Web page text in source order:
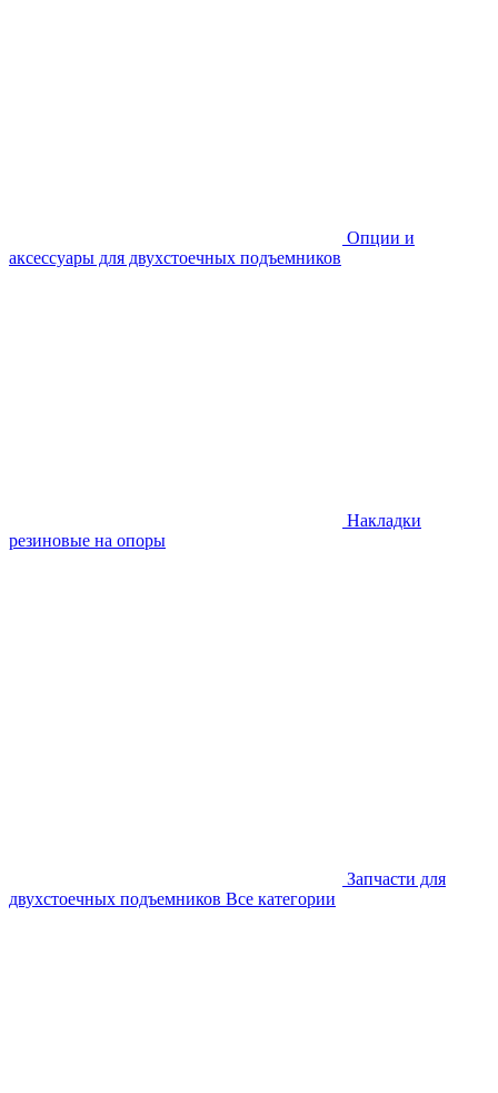
Опции и
аксессуары для двухстоечных подъемников
Накладки
резиновые на опоры
Запчасти для
двухстоечных подъемников Все категории